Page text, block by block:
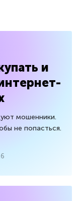
и
мошенники.
не попасться.